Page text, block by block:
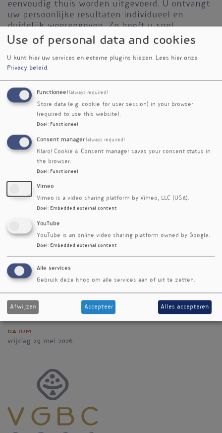
eenvoudig thuis worden uitgevoerd. U ontvangt
uw persoonlijke resultaten individueel en
duidelijk weergegeven. Zo heeft u snel
zekerheid dat alles in orde is of de basis
daarvoor aanwezig is, en kunt u passende
maatregelen voor uw gezondheid treffen.
E-mail
Website
Gamedi BV | Medivere website
Datum
vrijdag 29 mei 2026
Use of personal data and cookies
U kunt hier uw services en externe plugins kiezen. Lees hier onze
Privacy beleid.
Functioneel (always required)
Store data (e.g. cookie for user session) in your browser
(required to use this website).
Doel : Functioneel
Consent manager (always required)
Klaro! Cookie & Consent manager saves your consent status in
the browser.
Doel : Functioneel
Vimeo
Vimeo is a video sharing platform by Vimeo, LLC (USA).
Doel : Embedded external content
YouTube
YouTube is an online video sharing platform owned by Google.
Doel : Embedded external content
Alle services
Gebruik deze knop om alle services aan of uit te zetten.
Afwijzen Accepteer Alles accepteren